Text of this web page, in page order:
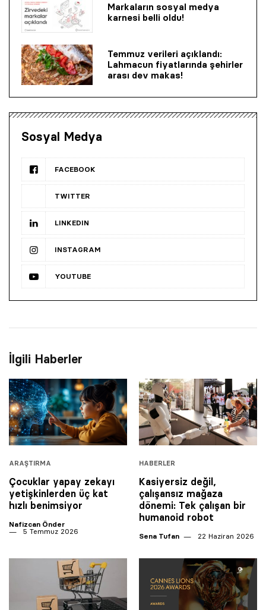
Markaların sosyal medya
karnesi belli oldu!
Temmuz verileri açıklandı:
Lahmacun fiyatlarında şehirler
arası dev makas!
Sosyal Medya
FACEBOOK
TWITTER
LINKEDIN
INSTAGRAM
YOUTUBE
İlgili Haberler
ARAŞTIRMA
Çocuklar yapay zekayı
yetişkinlerden üç kat
hızlı benimsiyor
Nafizcan Önder
5 Temmuz 2026
HABERLER
Kasiyersiz değil,
çalışansız mağaza
dönemi: Tek çalışan bir
humanoid robot
Sena Tufan 22 Haziran 2026